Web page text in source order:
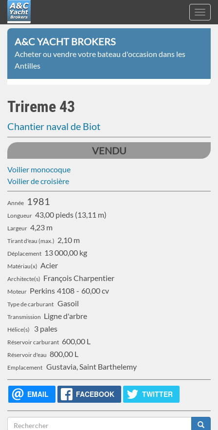
Aller
contenu
principal
A&C
Yacht
Brokers
A&C YACHT BROKERS
Acheter ou vendre votre bateau d'occasion dans les
Antilles
Trireme 43
Chantier naval de Biot
VENDU
Voilier monocoque
Voilier de croisière
Année 1981
Longueur 43,00 pieds (13,11 m)
Largeur 4,23 m
Tirant d'eau (max.) 2,10 m
Déplacement 13 000,00 kg
Matériau(x) Acier
Architecte(s) François Charpentier
Moteur Perkins 4108 60,00 cv
Type de carburant Gasoil
Transmission Ligne d'arbre
Hélice(s) 3 pales
Réservoir carburant 600,00 L
Réservoir d'eau 800,00 L
Emplacement Gustavia, Saint Barthelemy
EMAIL FACEBOOK TWITTER
Formulaire